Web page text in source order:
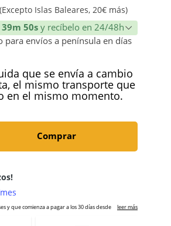
(Excepto Islas Baleares, 20€ más)
50s y recíbelo en 24/48h
para envíos a península en días
que se envía a cambio
el mismo transporte que
en el mismo momento.
Comprar